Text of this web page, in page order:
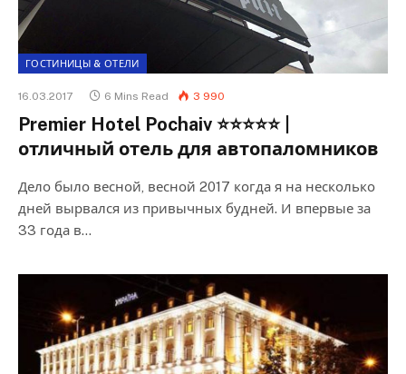
ГОСТИНИЦЫ & ОТЕЛИ
16.03.2017 6 Mins Read 3 990
Premier Hotel Pochaiv ⭐⭐⭐⭐⭐ |
отличный отель для автопаломников
Дело было весной, весной 2017 когда я на несколько
дней вырвался из привычных будней. И впервые за
33 года в…